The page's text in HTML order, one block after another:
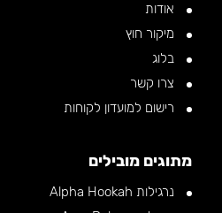
אודות
מיקור חוץ
בלוג
צרו קשר
רישום למועדון לקוחות
מתוגים מובילים
נרגילות Alpha Hookah